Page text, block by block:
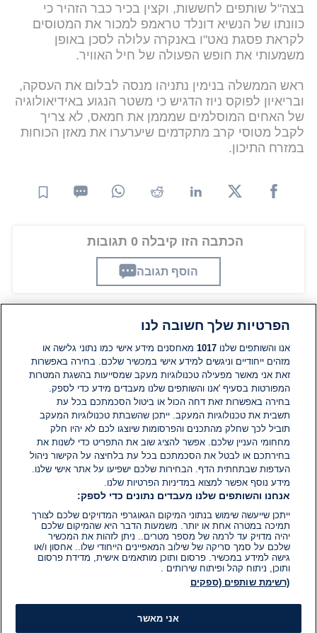
בצה"ל שותפים לחששות, וקצין בכיר כבר הזהיר כי
כוונתו של הנשיא דונלד טראמפ למכור את המטוסים
לקראת פסגת נאט"ו באנקרה עלולה לסכן באופן
משמעותי את חופש הפעולה של חיל האוויר.
ראש הממשלה בנימין נתניהו מנסה לבלום את העסקה,
ובריאיון לפוקס ניוז הדגיש כי משטר הנגוע באידיאולוגיה
של האחים המוסלמים שמממן את חמאס, לא צריך
לקבל מטוסי קרב מתקדמים שיערערו את מאזן הכוחות
במזרח התיכון.
הכתבה הזו קיבלה 0 תגובות
הוסף תגובה
תגובות
אין עדיין תגובות. היה הראשון להגיב
הוסף תגובה
הפרטיות שלך חשובה לנו
אנו והשותפים שלנו1017 מאחסנים מידע אישי כמו נתוני גלישה או
מזהים ייחודיים וניגשים למידע אישי במכשיר שלכם. בחירה באפשרות
זאת אני מאשר מפעילה טכנולוגיות מעקב שמסייעות בהשגת המטרות
המפורטות בסעיף 'אנו והשותפים שלנו מעבדים מידע כדי לספק.
בחירה באפשרות זאת דחה הכול או ביטול הסכמתכם בכל עת
תשבית את טכנולוגיות המעקב. ייתכן שהשבתת טכנולוגיות המעקב
תוביל לכך שחלק מהתכנים והפרסומות שיוצגו לכם לא יהיו חלק
מחחומי העניין שלכם. אפשר להציג שוב את התפריט כדי לשנות את
בחירתכם או לבטל את הסכמתכם בכל עת בלחיצה על הקישור ניהול
העדפות שבתחתית הדף. הבחירות שלכם ישפיעו על אתר אישי שלנו.
מידע נוסף אפשר למצוא במדיניות הפרטיות שלנו.
אנחנו והשותפים שלנו מעבדים נתונים כדי לספק:
ייתכן שייעשה שימוש בנתוני המיקום הגאוגרפי המדויקים שלכם לצורך
תמיכה במטרה אחת או יותר. משמעות הדבר היא שהמיקום שלכם
יהיה מדויק עד לרמה של מספר מטרים.. ניתן לזהות את המכשיר
שלכם על סמך סריקה של שילוב המאפיינים הייחודי שלו.. אחסון ו/או
גישה למידע במכשיר. פרסום ותוכן מותאמים אישית, מדידת פרסום
ותוכן, ניתוח קהל ופיתוח שירותים .
(רשימת שותפים (ספקים
אני מאשר